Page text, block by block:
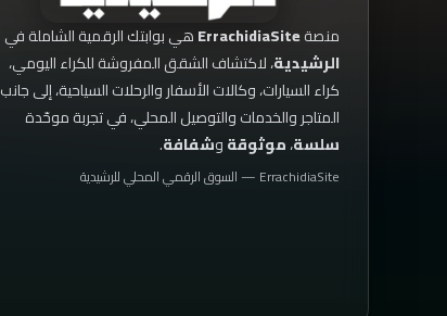
منصةErrachidiaSiteهي بوابتك الرقمية الشاملة في
الرشيدية، لاكتشاف الشقق المفروشة للكراء اليومي،
كراء السيارات، وكالات الأسفار والرحلات السياحية، إلى جانب
المتاجر والخدمات والتوصيل المحلي، في تجربة موحّدة
سلسة،موثوقةوشفافة.
ErrachidiaSite — السوق الرقمي المحلي للرشيدية